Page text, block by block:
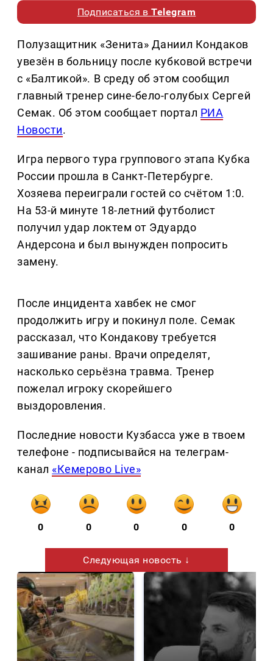
Подписаться вTelegram
Полузащитник «Зенита» Даниил Кондаков
увезён в больницу после кубковой встречи
с «Балтикой». В среду об этом сообщил
главный тренер сине-бело-голубых Сергей
Семак. Об этом сообщает портал РИА
Новости.
Игра первого тура группового этапа Кубка
России прошла в Санкт-Петербурге.
Хозяева переиграли гостей со счётом 1:0.
На 53-й минуте 18-летний футболист
получил удар локтем от Эдуардо
Андерсона и был вынужден попросить
замену.
После инцидента хавбек не смог
продолжить игру и покинул поле. Семак
рассказал, что Кондакову требуется
зашивание раны. Врачи определят,
насколько серьёзна травма. Тренер
пожелал игроку скорейшего
выздоровления.
Последние новости Кузбасса уже в твоем
телефоне - подписывайся на телеграм-
канал «Кемерово Live»
0 0 0 0 0
Следующая новость ↓